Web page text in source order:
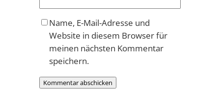
Name, E-Mail-Adresse und
Website in diesem Browser für
meinen nächsten Kommentar
speichern.